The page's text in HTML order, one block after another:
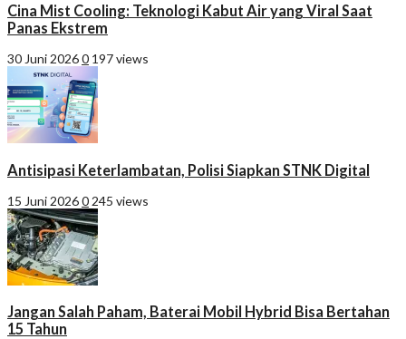
Cina Mist Cooling: Teknologi Kabut Air yang Viral Saat
Panas Ekstrem
30 Juni 20260 197 views
Antisipasi Keterlambatan, Polisi Siapkan STNK Digital
15 Juni 20260 245 views
Jangan Salah Paham, Baterai Mobil Hybrid Bisa Bertahan
15 Tahun